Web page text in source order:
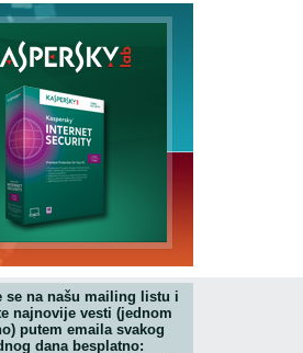
se na našu mailing listu i
najnovije vesti (jednom
putem emaila svakog
dana besplatno: